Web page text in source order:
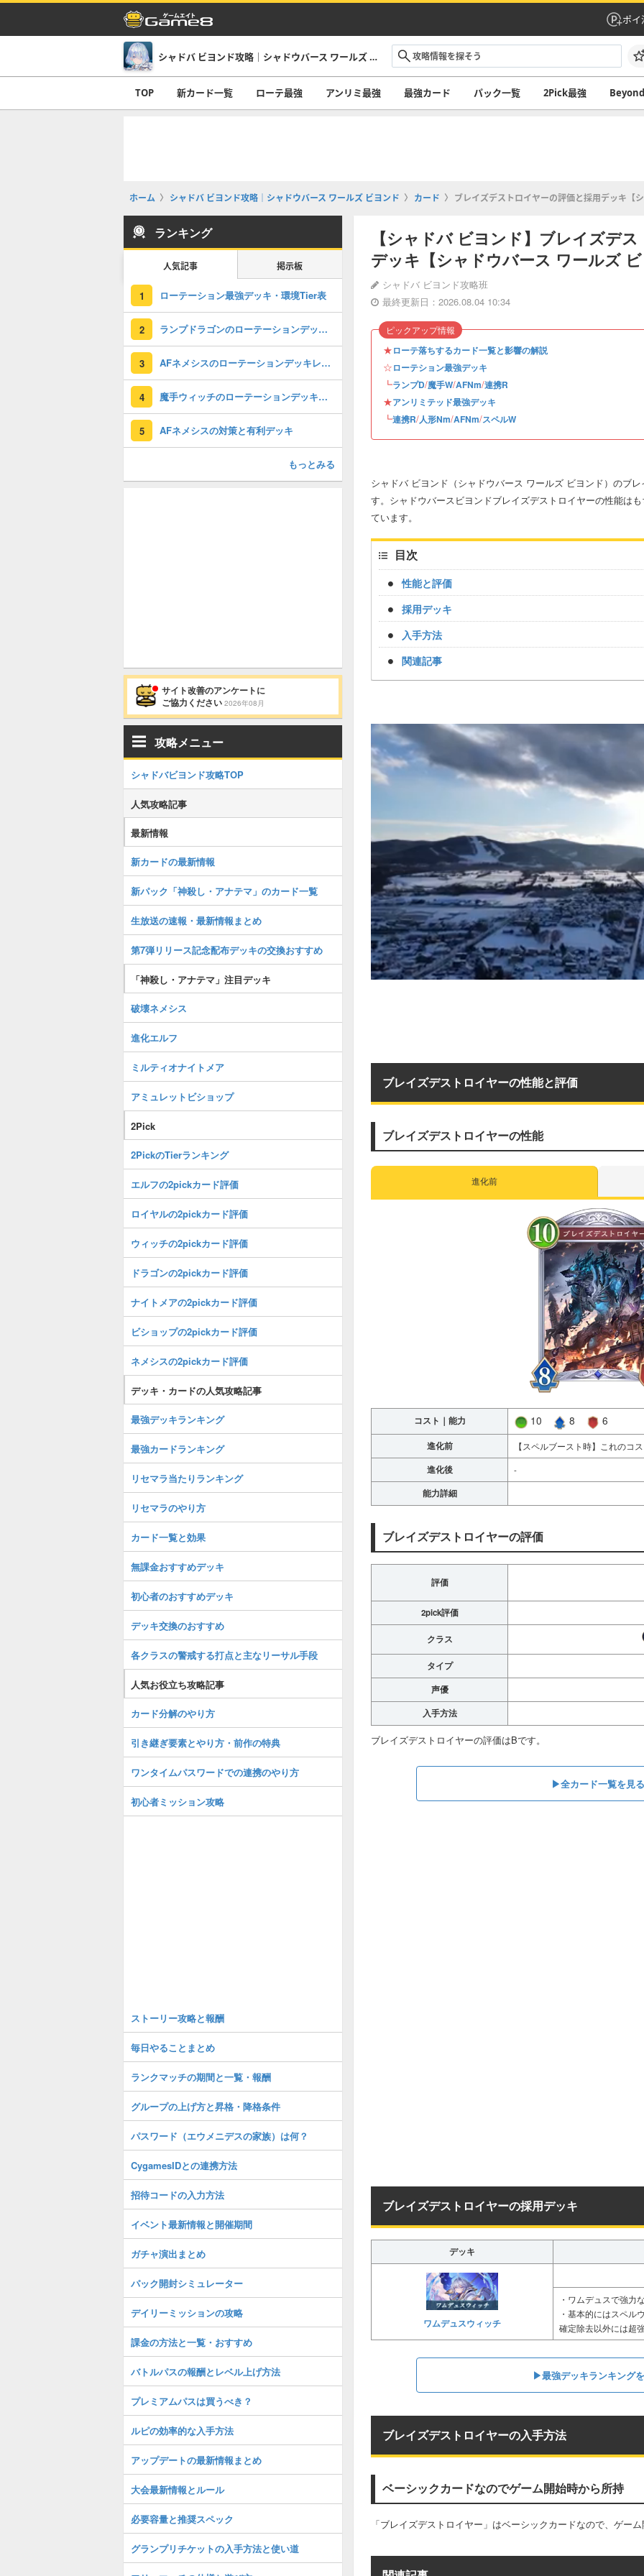
ポイ
シャドバ ビヨンド攻略｜シャドウバース ワールズ ビヨンド
TOP 新カード一覧 ローテ最強 アンリミ最強 最強カード パック一覧 2Pick最強
ホーム シャドバ ビヨンド攻略｜シャドウバース ワールズ ビヨンド カード ブレイズデストロイヤーの評価と採用デッキ【
【シャドバ ビヨンド】ブレイズデ
デッキ【シャドウバース ワールズ
シャドバ ビヨンド攻略班
最終更新日：2026.08.04 10:34
★ローテ落ちするカード一覧と影響の解説
☆ローテション最強デッキ
┗ランプD/魔手W/AFNm/連携R
★アンリミテッド最強デッキ
┗連携R/人形Nm/AFNm/スペルW
ピックアップ情報
シャドバ ビヨンド（シャドウバース ワールズ ビヨンド）のブ
す。シャドウバースビヨンドブレイズデストロイヤーの性能は
ています。
目次
性能と評価
採用デッキ
入手方法
関連記事
ブレイズデストロイヤーの性能と評価
ブレイズデストロイヤーの性能
進化前
コスト｜能力 10 8 6
進化前 【スペルブースト時】これのコ
進化後 -
能力詳細
ブレイズデストロイヤーの評価
評価
2pick評価
クラス
タイプ
声優
入手方法
ブレイズデストロイヤーの評価はBです。
▶︎全カード一覧を見る
ブレイズデストロイヤーの採用デッキ
デッキ
ワムデュスウィッチ
・ワムデュスで強力
・基本的にはスペル
確定除去以外には超
▶︎最強デッキランキング
ブレイズデストロイヤーの入手方法
ベーシックカードなのでゲーム開始時から所持
「ブレイズデストロイヤー」はベーシックカードなので、ゲー
ランキング
人気記事 掲示板
1 ローテーション最強デッキ・環境Tier表
2 ランプドラゴンのローテーションデッキレシピと立ち回り
3 AFネメシスのローテーションデッキレシピと立ち回り
4 魔手ウィッチのローテーションデッキとマリガン・対策
5 AFネメシスの対策と有利デッキ
もっとみる
サイト改善のアンケートに
ご協力ください 2026年08月
攻略メニュー
シャドバビヨンド攻略TOP
人気攻略記事
最新情報
新カードの最新情報
新パック「神殺し・アナテマ」のカード一覧
生放送の速報・最新情報まとめ
第7弾リリース記念配布デッキの交換おすすめ
「神殺し・アナテマ」注目デッキ
破壊ネメシス
進化エルフ
ミルティオナイトメア
アミュレットビショップ
2Pick
2PickのTierランキング
エルフの2pickカード評価
ロイヤルの2pickカード評価
ウィッチの2pickカード評価
ドラゴンの2pickカード評価
ナイトメアの2pickカード評価
ビショップの2pickカード評価
ネメシスの2pickカード評価
デッキ・カードの人気攻略記事
最強デッキランキング
最強カードランキング
リセマラ当たりランキング
リセマラのやり方
カード一覧と効果
無課金おすすめデッキ
初心者のおすすめデッキ
デッキ交換のおすすめ
各クラスの警戒する打点と主なリーサル手段
人気お役立ち攻略記事
カード分解のやり方
引き継ぎ要素とやり方・前作の特典
ワンタイムパスワードでの連携のやり方
初心者ミッション攻略
ストーリー攻略と報酬
毎日やることまとめ
ランクマッチの期間と一覧・報酬
グループの上げ方と昇格・降格条件
パスワード（エウメニデスの家族）は何？
CygamesIDとの連携方法
招待コードの入力方法
イベント最新情報と開催期間
ガチャ演出まとめ
パック開封シミュレーター
デイリーミッションの攻略
課金の方法と一覧・おすすめ
バトルパスの報酬とレベル上げ方法
プレミアムパスは買うべき？
ルピの効率的な入手方法
アップデートの最新情報まとめ
大会最新情報とルール
必要容量と推奨スペック
グランプリチケットの入手方法と使い道